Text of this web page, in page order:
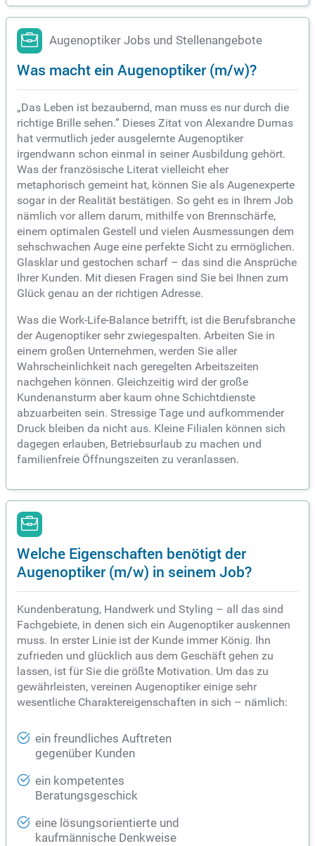
Augenoptiker Jobs und Stellenangebote
Was macht ein Augenoptiker (m/w)?
„Das Leben ist bezaubernd, man muss es nur durch die
richtige Brille sehen.” Dieses Zitat von Alexandre Dumas
hat vermutlich jeder ausgelernte Augenoptiker
irgendwann schon einmal in seiner Ausbildung gehört.
Was der französische Literat vielleicht eher
metaphorisch gemeint hat, können Sie als Augenexperte
sogar in der Realität bestätigen. So geht es in Ihrem Job
nämlich vor allem darum, mithilfe von Brennschärfe,
einem optimalen Gestell und vielen Ausmessungen dem
sehschwachen Auge eine perfekte Sicht zu ermöglichen.
Glasklar und gestochen scharf – das sind die Ansprüche
Ihrer Kunden. Mit diesen Fragen sind Sie bei Ihnen zum
Glück genau an der richtigen Adresse.
Was die Work-Life-Balance betrifft, ist die Berufsbranche
der Augenoptiker sehr zwiegespalten. Arbeiten Sie in
einem großen Unternehmen, werden Sie aller
Wahrscheinlichkeit nach geregelten Arbeitszeiten
nachgehen können. Gleichzeitig wird der große
Kundenansturm aber kaum ohne Schichtdienste
abzuarbeiten sein. Stressige Tage und aufkommender
Druck bleiben da nicht aus. Kleine Filialen können sich
dagegen erlauben, Betriebsurlaub zu machen und
familienfreie Öffnungszeiten zu veranlassen.
Welche Eigenschaften benötigt der
Augenoptiker (m/w) in seinem Job?
Kundenberatung, Handwerk und Styling – all das sind
Fachgebiete, in denen sich ein Augenoptiker auskennen
muss. In erster Linie ist der Kunde immer König. Ihn
zufrieden und glücklich aus dem Geschäft gehen zu
lassen, ist für Sie die größte Motivation. Um das zu
gewährleisten, vereinen Augenoptiker einige sehr
wesentliche Charaktereigenschaften in sich – nämlich:
ein freundliches Auftreten
gegenüber Kunden
ein kompetentes
Beratungsgeschick
eine lösungsorientierte und
kaufmännische Denkweise